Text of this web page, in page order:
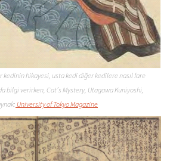
hikayesi, usta kedi diğer kedilere nasıl fare
bilgi verirken, Cat’s Mystery, Utagawa Kuniyoshi,
University of Tokyo Magazine